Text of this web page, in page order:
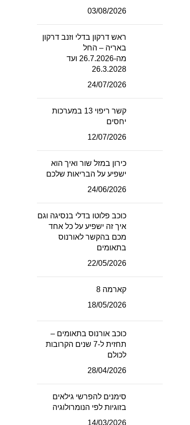
03/08/2026
ראש דרקון בדלי וזנב דרקון
באריה – החל
מה-26.7.2026 ועד
26.3.2028
24/07/2026
קשר ריפוי 13 במערכות
יחסים
12/07/2026
כירון במזל שור ואיך הוא
ישפיע על הבריאות שלכם
24/06/2026
כוכב פלוטו בדלי בנסיגה וגם
איך זה ישפיע על כל אחד
מכם בהקשר לאורנוס
בתאומים
22/05/2026
קארמה 8
18/05/2026
כוכב אורנוס בתאומים –
תחזית ל-7 שנים הקרובות
לכולם
28/04/2026
סימנים להפרשי גילאים
בזוגיות לפי הנומרולוגיה
14/03/2026